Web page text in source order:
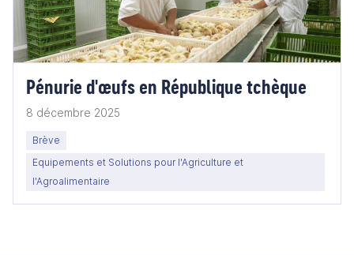
Pénurie d'œufs en République tchèque
8 décembre 2025
Brève
Equipements et Solutions pour l'Agriculture et
l'Agroalimentaire